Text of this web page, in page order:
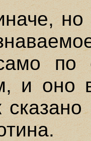
но
по
и оно